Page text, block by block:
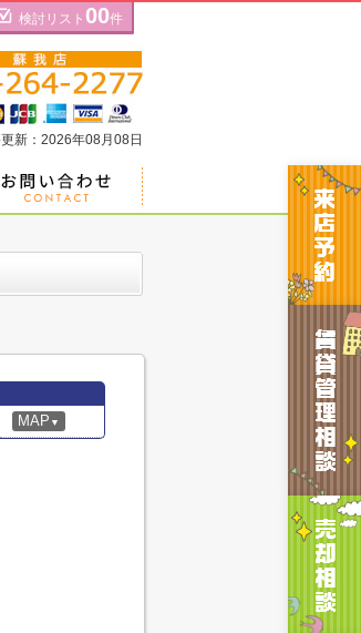
検討リスト 00件
新：2026年08月08日
MAP ▼